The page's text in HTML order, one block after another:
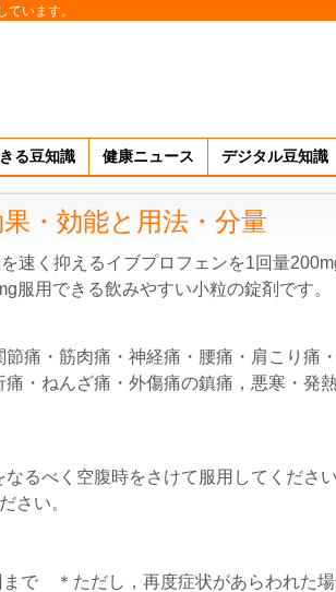
います。
る豆知識 健康ニュース デジタル豆知識
・効能と用法・分量
速く抑えるイブプロフェンを1回量
服用できる飲みやすい小粒の錠剤です。
痛・筋肉痛・神経痛・腰痛・肩こり痛
・ねんざ痛・外傷痛の鎮痛，悪寒・発
るべく空腹時をさけて服用してください
さい。
まで ＊ただし，再度症状があらわれた